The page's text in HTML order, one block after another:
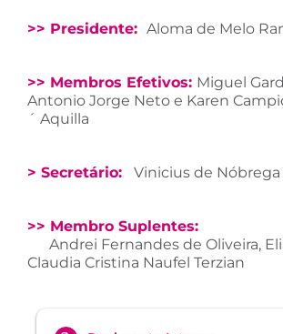
>> Presidente: Aloma de Melo
>> Membros Efetivos: Miguel
Antonio Jorge Neto e Karen
´ Aquilla
> Secretário: Vinicius de Nóbrega
>> Membro Suplentes:
Andrei Fernandes de Oliveira,
Claudia Cristina Naufel Terzian